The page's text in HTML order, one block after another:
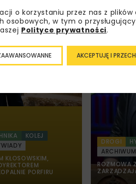
KOLEJ
KŁOSOWSKIM,
PORFIRU
DROGI
ROZMOWA
o korzystaniu przez nas z
osobowych, w tym o
Polityce prywatności.
AKCEPTUJĘ I